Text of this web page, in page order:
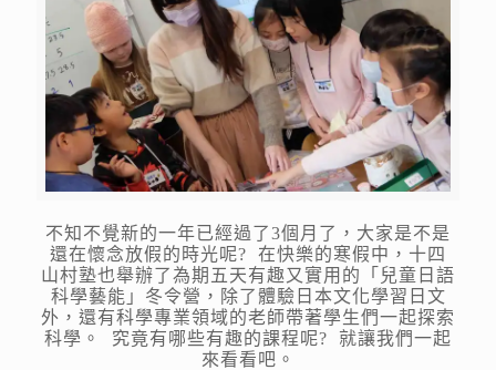
不知不覺新的一年已經過了3個月了，大家是不是
還在懷念放假的時光呢? 在快樂的寒假中，十四
山村塾也舉辦了為期五天有趣又實用的「兒童日語
科學藝能」冬令營，除了體驗日本文化學習日文
外，還有科學專業領域的老師帶著學生們一起探索
科學。 究竟有哪些有趣的課程呢? 就讓我們一起
來看看吧。